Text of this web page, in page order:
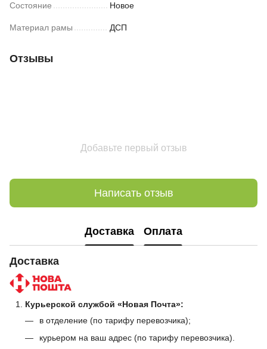
Состояние Новое
Материал рамы ДСП
Отзывы
Добавьте первый отзыв
Написать отзыв
Доставка Оплата
Доставка
Курьерской службой «Новая Почта»:
в отделение (по тарифу перевозчика);
курьером на ваш адрес (по тарифу перевозчика).